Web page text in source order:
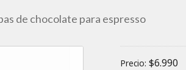
de chocolate para espresso
Precio: $6.990